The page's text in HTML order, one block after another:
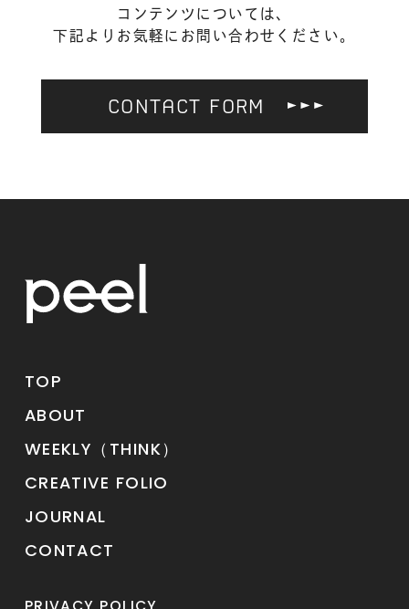
TOP
ABOUT
WEEKLY（THINK）
CREATIVE FOLIO
JOURNAL
CONTACT
コンテンツについては、
下記よりお気軽にお問い合わせください。
CONTACT FORM